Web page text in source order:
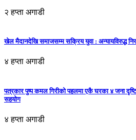
२ हप्ता अगाडी
खेल मैदानदेखि समाजसम्म सक्रिय युवा : अन्यायविरुद्ध
४ हप्ता अगाडी
पत्रकार पुष्प कमल गिरीको पहलमा एकै घरका ४ जना
सहयोग
४ हप्ता अगाडी